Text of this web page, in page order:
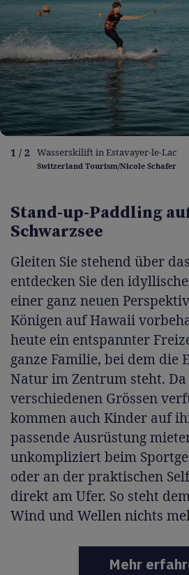
1 / 2 Wasserskilift in Estavayer-le-Lac
Switzerland Tourism/Nicole Schafer
Stand-up-Paddling
Schwarzsee
Gleiten Sie stehend über
entdecken Sie den
einer ganz neuen
Königen auf Hawaii
heute ein entspannter
ganze Familie, bei dem die
Natur im Zentrum steht.
verschiedenen Grössen
kommen auch Kinder auf
passende Ausrüstung
unkompliziert beim
oder an der praktischen
direkt am Ufer. So steht
Wind und Wellen nichts
Mehr